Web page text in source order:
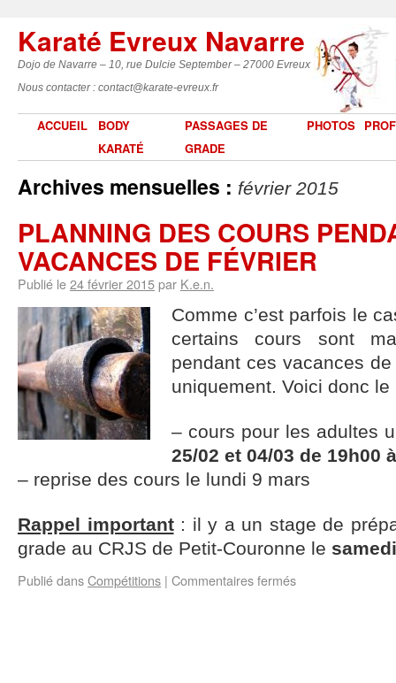
Karaté Evreux Navarre
Dojo de Navarre – 10, rue Dulcie September – 27000 Evreux
Nous contacter : contact@karate-evreux.fr
ACCUEIL
BODY
KARATÉ
PASSAGES DE
GRADE
PHOTOS
Archives mensuelles : février 2015
PLANNING DES COURS
VACANCES DE FÉVRIER
Publié le24 février 2015par K.e.n.
Comme c’est parfois le
certains cours sont
pendant ces vacances
uniquement. Voici donc le
– cours pour les adultes
25/02 et 04/03 de 19h00
– reprise des cours le lundi 9 mars
Rappel important: il y a un stage de
grade au CRJS de Petit-Couronne le
Publié dansCompétitions | Commentaires fermés